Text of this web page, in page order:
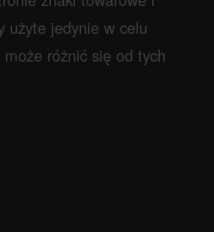
użyte jedynie w celu
różnić się od tych